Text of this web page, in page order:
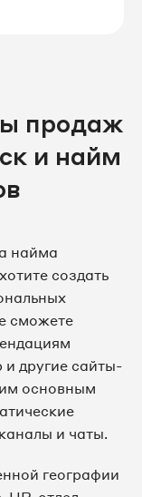
продаж
и найм
найма
создать
сможете
другие сайты-
основным
и чаты.
географии